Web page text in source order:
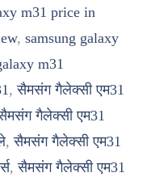
m31 price in
, samsung galaxy
m31
,सैमसंग गैलेक्सी एम31
गैलेक्सी एम31
,सैमसंग गैलेक्सी एम31
,सैमसंग गैलेक्सी एम31